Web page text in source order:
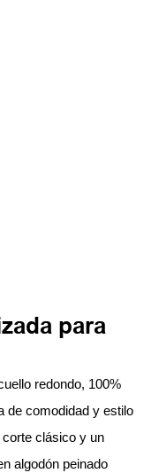
para
redondo, 100%
de comodidad y estilo
clásico y un
algodón peinado